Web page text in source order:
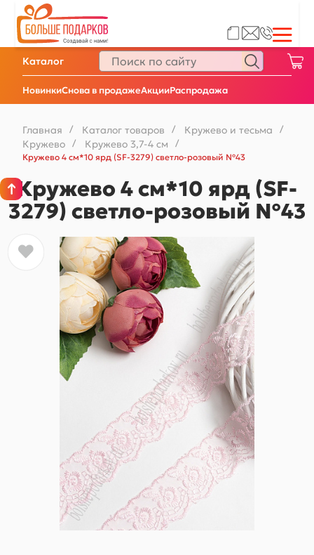
НовинкиСнова в продажеАкцииРаспродажа
Каталог
Главная / Каталог товаров / Кружево и тесьма /
Кружево / Кружево 3,7-4 см
/
Кружево 4 см*10 ярд (SF-3279) светло-розовый №43
Кружево 4 см*10 ярд (SF-
3279) светло-розовый №43